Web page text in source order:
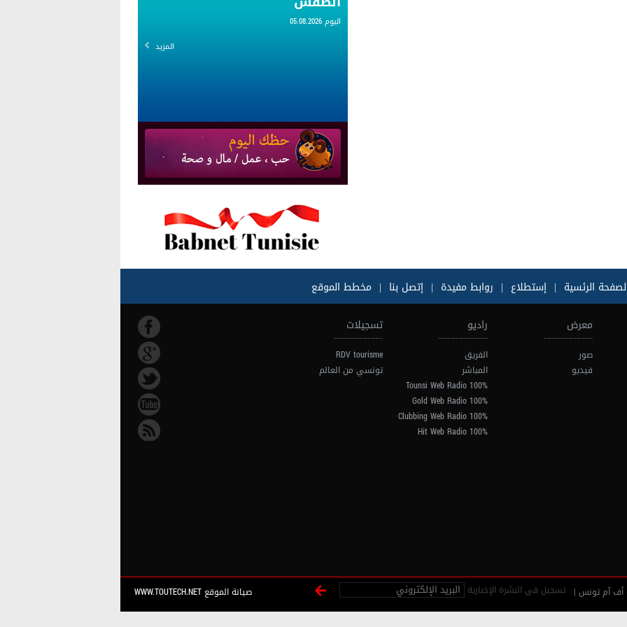
اليوم 05.08.2026
المزيد
الرئسية | إستطلاع | روابط مفيدة | إتصل بنا | مخطط الموقع
معرض
صور
فيديو
راديو
الفريق
المباشر
100% Tounsi Web Radio
100% Gold Web Radio
100% Clubbing Web Radio
100% Hit Web Radio
تسجيلات
RDV tourisme
تونسي من العالم
تسجيل في النشرة الإخبارية صيانة الموقع WWW.TOUTECH.NET